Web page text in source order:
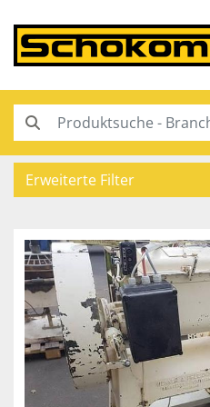
Erweiterte Filter
Hersteller